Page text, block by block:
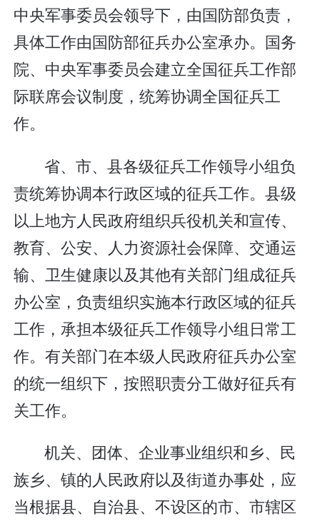
中央军事委员会领导下，由国防部负责，
具体工作由国防部征兵办公室承办。国务
院、中央军事委员会建立全国征兵工作部
际联席会议制度，统筹协调全国征兵工
作。
省、市、县各级征兵工作领导小组负
责统筹协调本行政区域的征兵工作。县级
以上地方人民政府组织兵役机关和宣传、
教育、公安、人力资源社会保障、交通运
输、卫生健康以及其他有关部门组成征兵
办公室，负责组织实施本行政区域的征兵
工作，承担本级征兵工作领导小组日常工
作。有关部门在本级人民政府征兵办公室
的统一组织下，按照职责分工做好征兵有
关工作。
机关、团体、企业事业组织和乡、民
族乡、镇的人民政府以及街道办事处，应
当根据县、自治县、不设区的市、市辖区